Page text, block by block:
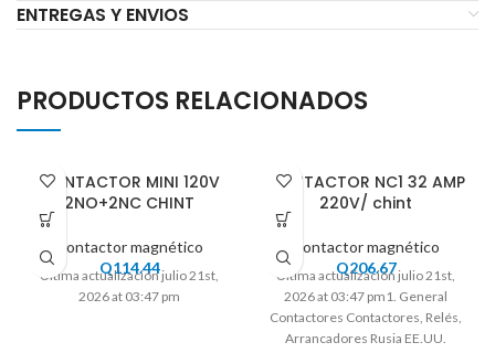
ENTREGAS Y ENVIOS
PRODUCTOS RELACIONADOS
CONTACTOR MINI 120V
2NO+2NC CHINT
Contactor magnético
Q114.44
Ultima actualización julio 21st,
2026 at 03:47 pm
CONTACTOR NC1 32 AMP
220V/ chint
Contactor magnético
Q206.67
Ultima actualización julio 21st,
2026 at 03:47 pm1. General
Contactores Contactores, Relés,
Arrancadores Rusia EE.UU.